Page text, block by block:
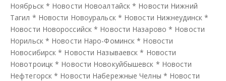
Ноябрьск* Новости Новоалтайск * Новости Нижний
Тагил * Новости Новоуральск* Новости Нижнеудинск*
Новости Новороссийск * Новости Назарово * Новости
Норильск* Новости Наро-Фоминск * Новости
Новосибирск * Новости Называевск * Новости
Новотроицк * Новости Новокуйбышевск * Новости
Нефтегорск * Новости Набережные Челны * Новости